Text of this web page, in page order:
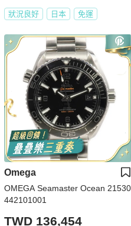
狀況良好 日本 免運
Omega
OMEGA Seamaster Ocean 21530
442101001
TWD 136,454